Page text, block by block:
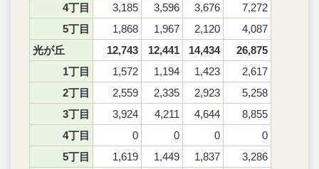
4丁目
3,185 3,596 3,676
7,272
5丁目
1,868 1,967 2,120
4,087
光が丘
12,743 12,441 14,434
26,875
1丁目
1,572 1,194 1,423
2,617
2丁目
2,559 2,335 2,923
5,258
3丁目
3,924 4,211 4,644
8,855
4丁目
0 0 0
0
5丁目
1,619 1,449 1,837
3,286